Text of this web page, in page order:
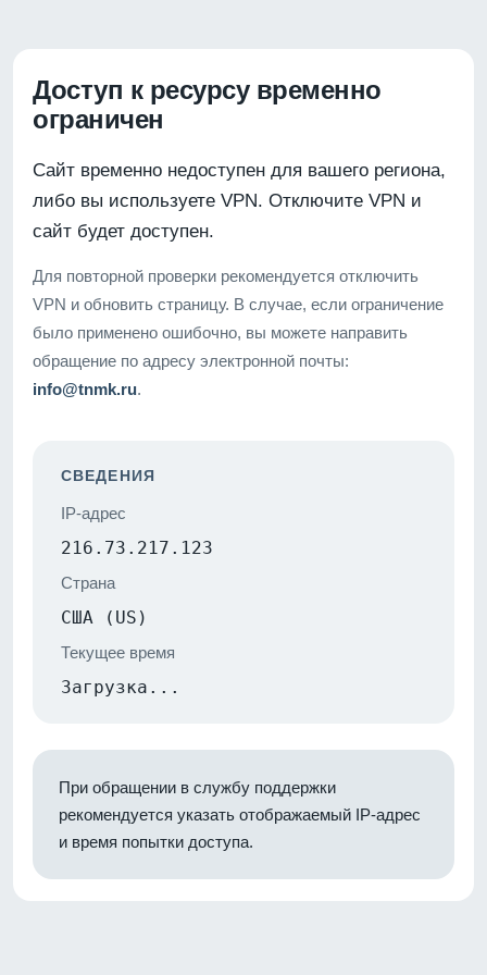
Доступ к ресурсу временно
ограничен
Сайт временно недоступен для вашего региона,
либо вы используете VPN. Отключите VPN и
сайт будет доступен.
Для повторной проверки рекомендуется отключить
VPN и обновить страницу. В случае, если ограничение
было применено ошибочно, вы можете направить
обращение по адресу электронной почты:
info@tnmk.ru.
СВЕДЕНИЯ
IP-адрес
216.73.217.123
Страна
США (US)
Текущее время
Загрузка...
При обращении в службу поддержки
рекомендуется указать отображаемый IP-адрес
и время попытки доступа.